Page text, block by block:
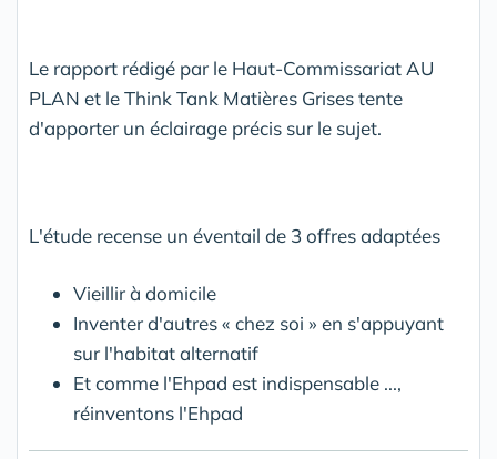
Le rapport rédigé par le Haut-Commissariat AU
PLAN et le Think Tank Matières Grises tente
d'apporter un éclairage précis sur le sujet.
L'étude recense un éventail de 3 offres adaptées
Vieillir à domicile
Inventer d'autres « chez soi » en s'appuyant
sur l'habitat alternatif
Et comme l'Ehpad est indispensable ...,
réinventons l'Ehpad